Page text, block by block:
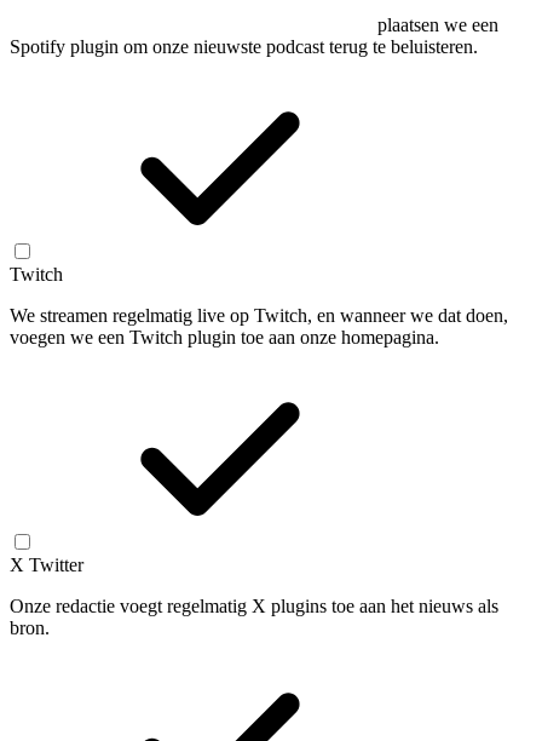
plaatsen we een
Spotify plugin om onze nieuwste podcast terug te beluisteren.
Twitch
We streamen regelmatig live op Twitch, en wanneer we dat doen,
voegen we een Twitch plugin toe aan onze homepagina.
X Twitter
Onze redactie voegt regelmatig X plugins toe aan het nieuws als
bron.